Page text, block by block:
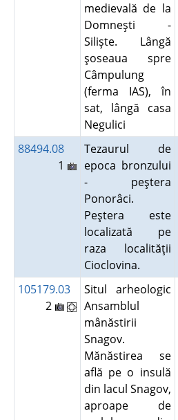
medievală de la
Domneşti -
Silişte. Lângă
şoseaua spre
Câmpulung
(ferma IAS), în
sat, lângă casa
Negulici
88494.08
1
Tezaurul de
epoca bronzului
- peştera
Ponorâci.
Peştera este
localizată pe
raza localităţii
Cioclovina.
105179.03
2
Situl arheologic
Ansamblul
mânăstirii
Snagov.
Mănăstirea se
află pe o insulă
din lacul Snagov,
aproape de